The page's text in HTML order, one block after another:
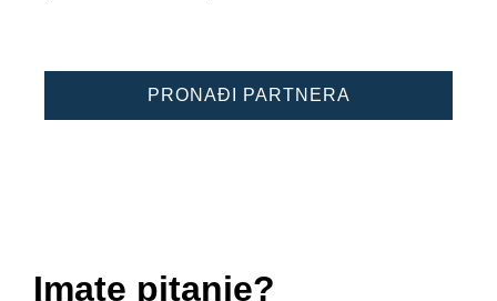
PRONAĐI PARTNERA
Imate pitanje?